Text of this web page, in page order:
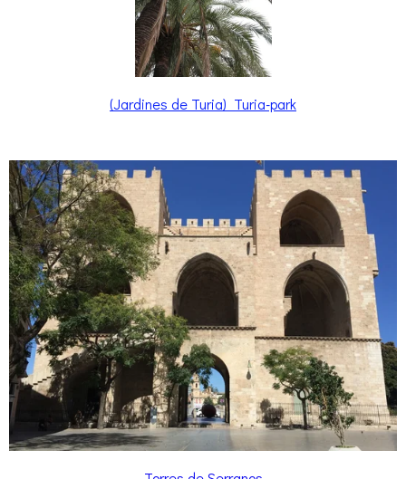
(Jardines de Turia) Turia-park